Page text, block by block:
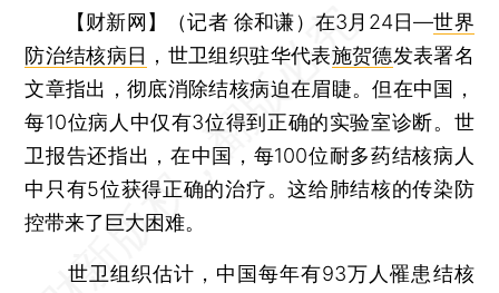
【财新网】（记者 徐和谦） 在3月24日—世界
防治结核病日 ，世卫组织驻华代表施贺德发表署名
文章指出，彻底消除结核病迫在眉睫。但在中国，
每10位病人中仅有3位得到正确的实验室诊断。世
卫报告还指出，在中国，每100位耐多药结核病人
中只有5位获得正确的治疗。这给肺结核的传染防
控带来了巨大困难。
世卫组织估计，中国每年有93万人罹患结核